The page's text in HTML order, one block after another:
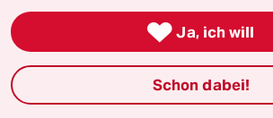
15.10.2015,18:28 Uhr
Silvio LANG lief 1990 noch in
Lauchhammer und
Dresden habe "eine DDR-
Ausländer". Da kann ich nur
 Ja, ich will
Schon dabei!